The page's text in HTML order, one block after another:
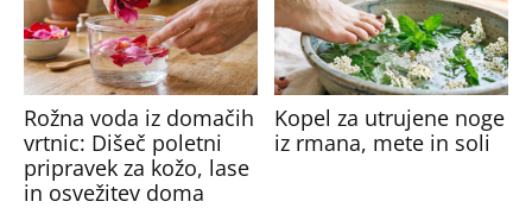
Rožna voda iz domačih
vrtnic: Dišeč poletni
pripravek za kožo, lase
in osvežitev doma
Kopel za utrujene noge
iz rmana, mete in soli